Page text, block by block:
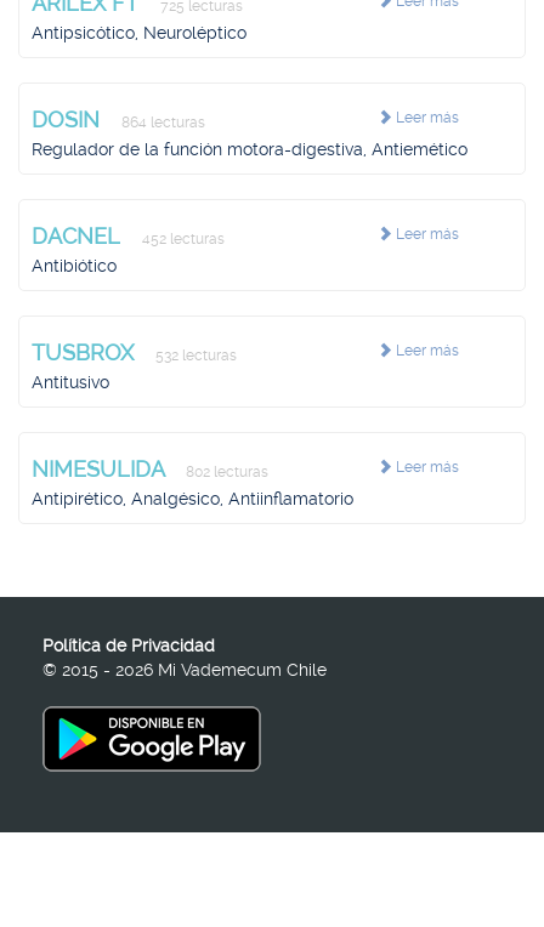
725 lecturas
Antipsicótico, Neuroléptico
Leer más
DOSIN 864 lecturas
Regulador de la función motora-digestiva, Antiemético
Leer más
DACNEL 452 lecturas
Antibiótico
Leer más
TUSBROX 532 lecturas
Antitusivo
Leer más
NIMESULIDA 802 lecturas
Antipirético, Analgésico, Antiinflamatorio
Política de Privacidad
© 2015 - 2026 Mi Vademecum Chile